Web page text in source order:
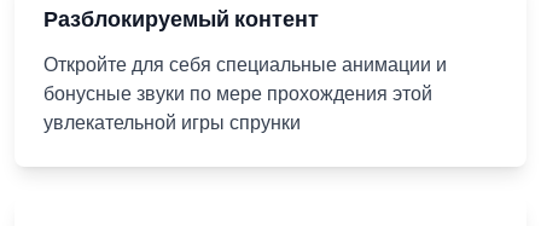
Разблокируемый контент
Откройте для себя специальные анимации и
бонусные звуки по мере прохождения этой
увлекательной игры спрунки